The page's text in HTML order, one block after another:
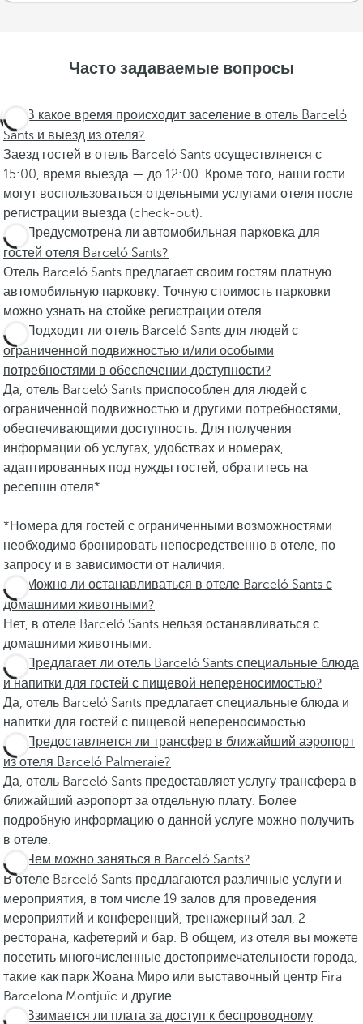
Часто задаваемые вопросы
В какое время происходит заселение в отель Barceló
Sants и выезд из отеля?
Заезд гостей в отель Barceló Sants осуществляется с
15:00, время выезда — до 12:00. Кроме того, наши гости
могут воспользоваться отдельными услугами отеля после
регистрации выезда (check-out).
Предусмотрена ли автомобильная парковка для
гостей отеля Barceló Sants?
Отель Barceló Sants предлагает своим гостям платную
автомобильную парковку. Точную стоимость парковки
можно узнать на стойке регистрации отеля.
Подходит ли отель Barceló Sants для людей с
ограниченной подвижностью и/или особыми
потребностями в обеспечении доступности?
Да, отель Barceló Sants приспособлен для людей с
ограниченной подвижностью и другими потребностями,
обеспечивающими доступность. Для получения
информации об услугах, удобствах и номерах,
адаптированных под нужды гостей, обратитесь на
ресепшн отеля*.
*Номера для гостей с ограниченными возможностями
необходимо бронировать непосредственно в отеле, по
запросу и в зависимости от наличия.
Можно ли останавливаться в отеле Barceló Sants с
домашними животными?
Нет, в отеле Barceló Sants нельзя останавливаться с
домашними животными.
Предлагает ли отель Barceló Sants специальные блюда
и напитки для гостей с пищевой непереносимостью?
Да, отель Barceló Sants предлагает специальные блюда и
напитки для гостей с пищевой непереносимостью.
Предоставляется ли трансфер в ближайший аэропорт
из отеля Barceló Palmeraie?
Да, отель Barceló Sants предоставляет услугу трансфера в
ближайший аэропорт за отдельную плату. Более
подробную информацию о данной услуге можно получить
в отеле.
Чем можно заняться в Barceló Sants?
В отеле Barceló Sants предлагаются различные услуги и
мероприятия, в том числе 19 залов для проведения
мероприятий и конференций, тренажерный зал, 2
ресторана, кафетерий и бар. В общем, из отеля вы можете
посетить многочисленные достопримечательности города,
такие как парк Жоана Миро или выставочный центр Fira
Barcelona Montjuïc и другие.
Взимается ли плата за доступ к беспроводному